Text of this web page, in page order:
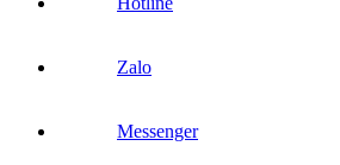
Zalo
Messenger